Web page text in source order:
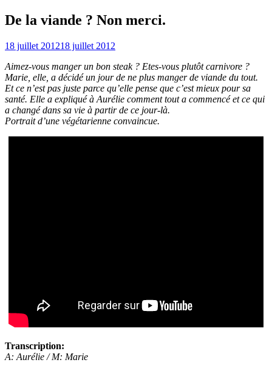
De la viande ? Non merci.
18 juillet 201218 juillet 2012
Aimez-vous manger un bon steak ? Etes-vous plutôt carnivore ?
Marie, elle, a décidé un jour de ne plus manger de viande du tout.
Et ce n’est pas juste parce qu’elle pense que c’est mieux pour sa
santé. Elle a expliqué à Aurélie comment tout a commencé et ce qui
a changé dans sa vie à partir de ce jour-là.
Portrait d’une végétarienne convaincue.
Transcription:
A: Aurélie / M: Marie